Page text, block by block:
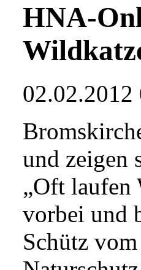
HNA-
02.02.2012
und zeigen
„Oft laufen
vorbei und
Schütz